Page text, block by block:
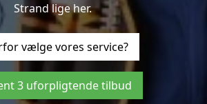
Strand lige her.
vælge vores service?
3 uforpligtende tilbud